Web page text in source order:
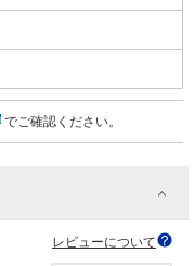
でご確認ください。
レビューについて